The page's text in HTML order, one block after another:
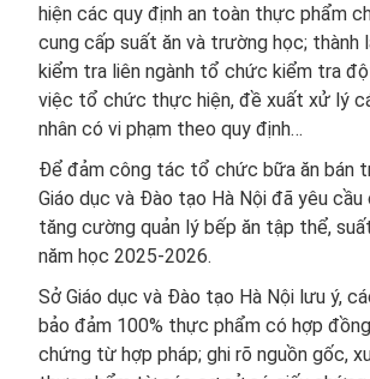
hiện các quy định an toàn thực phẩm
cung cấp suất ăn và trường học; thành
kiểm tra liên ngành tổ chức kiểm tra
việc tổ chức thực hiện, đề xuất xử lý
nhân có vi phạm theo quy định…
Để đảm công tác tổ chức bữa ăn bán
Giáo dục và Đào tạo Hà Nội đã yêu
tăng cường quản lý bếp ăn tập thể,
năm học 2025-2026.
Sở Giáo dục và Đào tạo Hà Nội lưu ý,
bảo đảm 100% thực phẩm có hợp
chứng từ hợp pháp; ghi rõ nguồn gốc,